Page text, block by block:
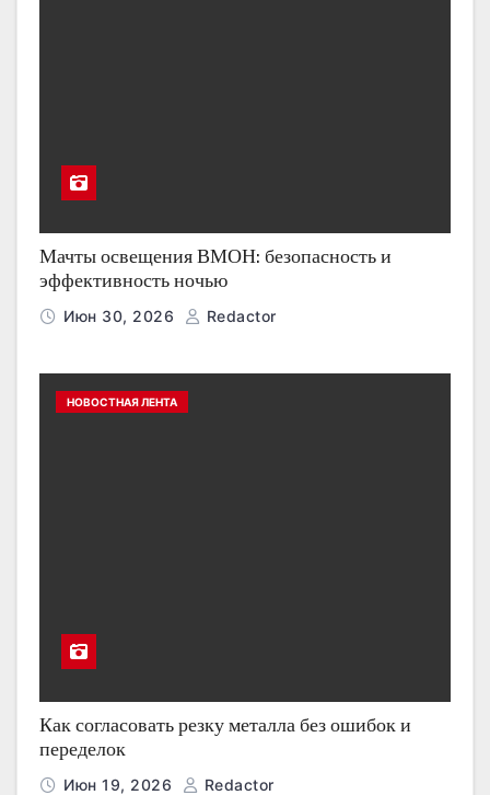
Мачты освещения ВМОН: безопасность и
эффективность ночью
Июн 30, 2026 Redactor
НОВОСТНАЯ ЛЕНТА
Как согласовать резку металла без ошибок и
переделок
Июн 19, 2026 Redactor